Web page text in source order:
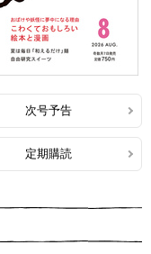
次号予告
定期購読